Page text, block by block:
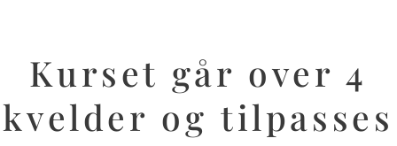
Kurset går over 4
kvelder og tilpasses